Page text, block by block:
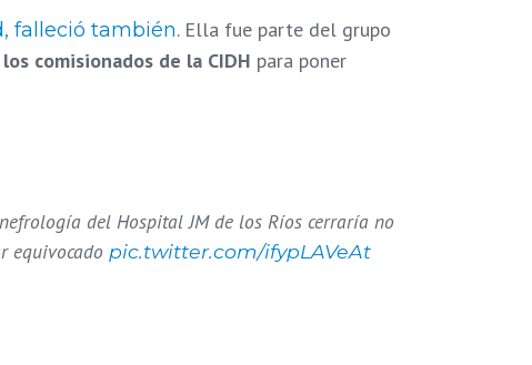
falleció también. Ella fue parte del grupo
comisionados de la CIDH para poner
del Hospital JM de los Ríos cerraría no
equivocado pic.twitter.com/ifypLAVeAt